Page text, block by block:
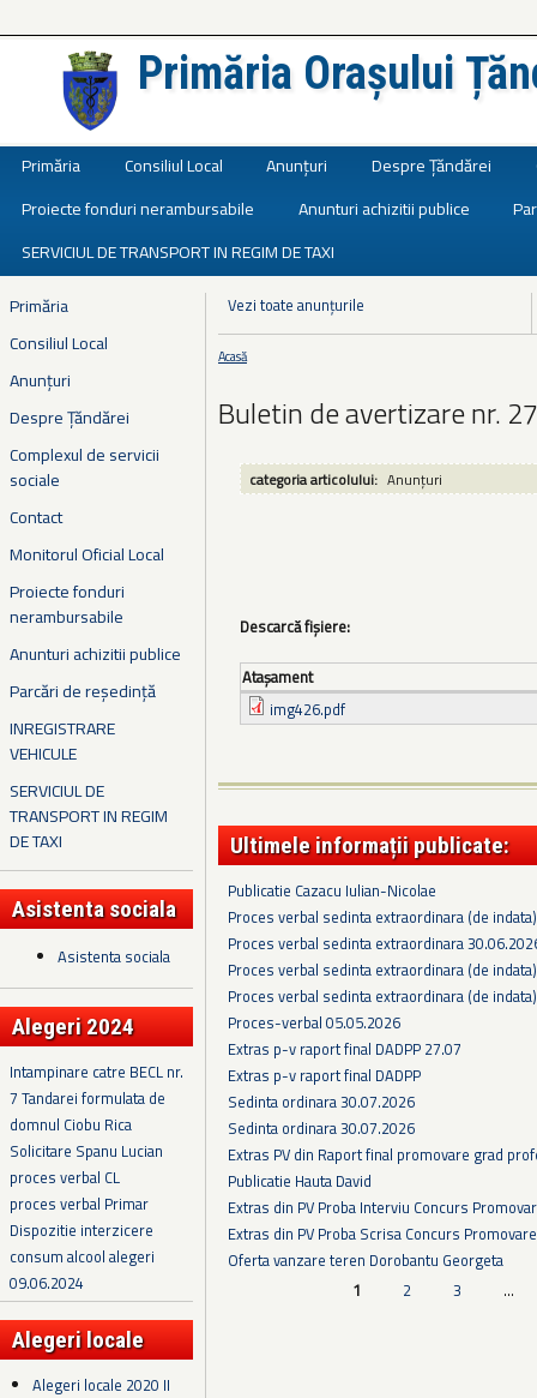
Primăria Orașului
Primăria Consiliul Local Anunțuri Despre Țăndărei
Proiecte fonduri nerambursabile
Anunturi achizitii publice
SERVICIUL DE TRANSPORT IN REGIM DE TAXI
Primăria
Consiliul Local
Anunțuri
Despre Țăndărei
Complexul de servicii
sociale
Contact
Monitorul Oficial Local
Proiecte fonduri
nerambursabile
Anunturi achizitii publice
Parcări de reședință
INREGISTRARE
VEHICULE
SERVICIUL DE
TRANSPORT IN REGIM
DE TAXI
Asistenta sociala
Asistenta sociala
Alegeri 2024
Intampinare catre BECL nr.
7 Tandarei formulata de
domnul Ciobu Rica
Solicitare Spanu Lucian
proces verbal CL
proces verbal Primar
Dispozitie interzicere
consum alcool alegeri
09.06.2024
Alegeri locale
Alegeri locale 2020 II
Vezi toate anunțurile
Eşti aici
Acasă
Buletin de avertizare nr.
categoria articolului: Anunțuri
Descarcă fișiere:
Ataşament
img426.pdf
Ultimele informații publicate:
Publicatie Cazacu Iulian-Nicolae
Proces verbal sedinta extraordinara (de
Proces verbal sedinta extraordinara
Proces verbal sedinta extraordinara (de
Proces verbal sedinta extraordinara (de
Proces-verbal 05.05.2026
Extras p-v raport final DADPP 27.07
Extras p-v raport final DADPP
Sedinta ordinara 30.07.2026
Sedinta ordinara 30.07.2026
Extras PV din Raport final promovare grad
Publicatie Hauta David
Extras din PV Proba Interviu Concurs
Extras din PV Proba Scrisa Concurs
Oferta vanzare teren Dorobantu Georgeta
1 2 3 …